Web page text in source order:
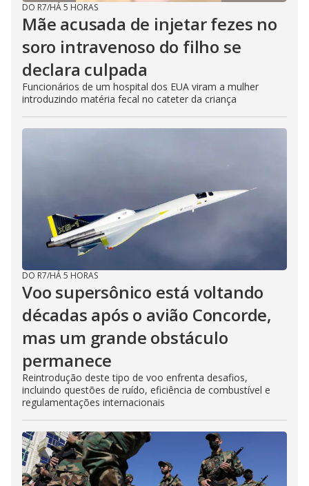
DO R7/HÁ 5 HORAS
Mãe acusada de injetar fezes no
soro intravenoso do filho se
declara culpada
Funcionários de um hospital dos EUA viram a mulher
introduzindo matéria fecal no cateter da criança
DO R7/HÁ 5 HORAS
Voo supersônico está voltando
décadas após o avião Concorde,
mas um grande obstáculo
permanece
Reintrodução deste tipo de voo enfrenta desafios,
incluindo questões de ruído, eficiência de combustível e
regulamentações internacionais